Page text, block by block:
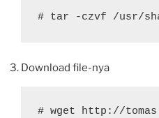
# tar -czvf /usr/
Download file-nya
# wget http://